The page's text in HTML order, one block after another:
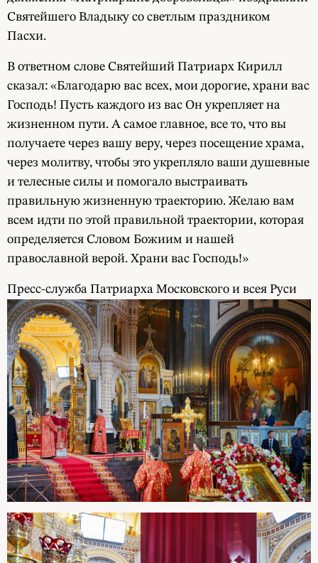
Святейшего Владыку со светлым праздником
Пасхи.
В ответном слове Святейший Патриарх Кирилл
сказал: «Благодарю вас всех, мои дорогие, храни вас
Господь! Пусть каждого из вас Он укрепляет на
жизненном пути. А самое главное, все то, что вы
получаете через вашу веру, через посещение храма,
через молитву, чтобы это укрепляло ваши душевные
и телесные силы и помогало выстраивать
правильную жизненную траекторию. Желаю вам
всем идти по этой правильной траектории, которая
определяется Словом Божиим и нашей
православной верой. Храни вас Господь!»
Пресс-служба Патриарха Московского и всея Руси